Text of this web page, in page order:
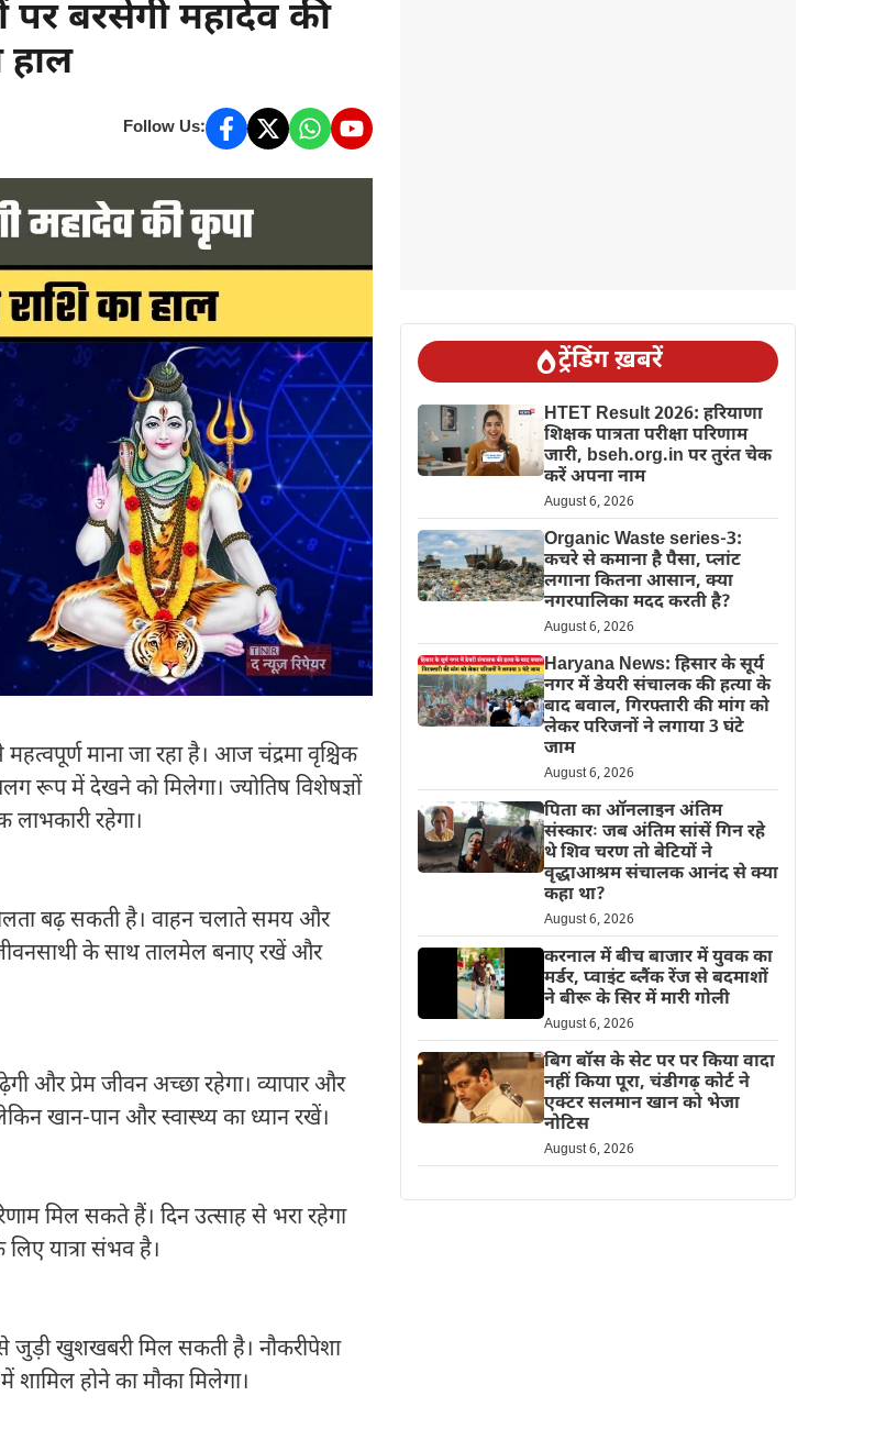
बरसेगी महादेव की
Follow Us:
माना जा रहा है। आज चंद्रमा वृश्चिक
रूप में देखने को मिलेगा। ज्योतिष विशेषज्ञों
रहेगा।
बढ़ सकती है। वाहन चलाते समय और
जीवनसाथी के साथ तालमेल बनाए रखें और
और प्रेम जीवन अच्छा रहेगा। व्यापार और
खान-पान और स्वास्थ्य का ध्यान रखें।
मिल सकते हैं। दिन उत्साह से भरा रहेगा
यात्रा संभव है।
जुड़ी खुशखबरी मिल सकती है। नौकरीपेशा
शामिल होने का मौका मिलेगा।
ट्रेंडिंग ख़बरें
HTET Result 2026: हरियाणा
शिक्षक पात्रता परीक्षा परिणाम
जारी, bseh.org.in पर तुरंत चेक
करें अपना नाम
August 6, 2026
Organic Waste series-3:
कचरे से कमाना है पैसा, प्लांट
लगाना कितना आसान, क्या
नगरपालिका मदद करती है?
August 6, 2026
Haryana News: हिसार के सूर्य
नगर में डेयरी संचालक की हत्या के
बाद बवाल, गिरफ्तारी की मांग को
लेकर परिजनों ने लगाया 3 घंटे
जाम
August 6, 2026
पिता का ऑनलाइन अंतिम
संस्कारः जब अंतिम सांसें गिन रहे
थे शिव चरण तो बेटियों ने
वृद्धाआश्रम संचालक आनंद से क्या
कहा था?
August 6, 2026
करनाल में बीच बाजार में युवक का
मर्डर, प्वाइंट ब्लैंक रेंज से बदमाशों
ने बीरू के सिर में मारी गोली
August 6, 2026
बिग बॉस के सेट पर पर किया वादा
नहीं किया पूरा, चंडीगढ़ कोर्ट ने
एक्टर सलमान खान को भेजा
नोटिस
August 6, 2026